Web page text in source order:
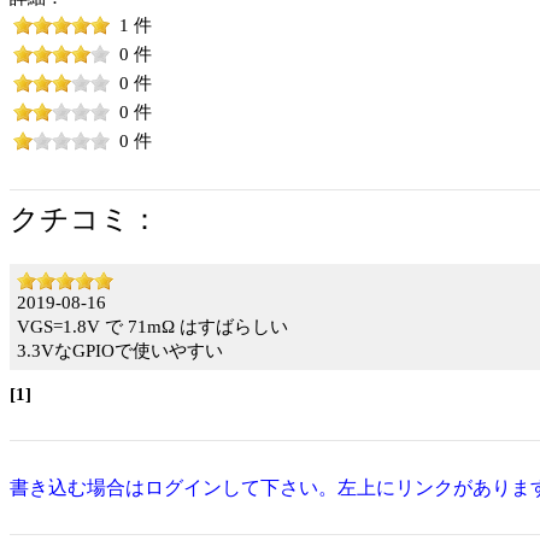
1 件
0 件
0 件
0 件
0 件
クチコミ：
2019-08-16
VGS=1.8V で 71mΩ はすばらしい
3.3VなGPIOで使いやすい
[1]
書き込む場合はログインして下さい。左上にリンクがありま